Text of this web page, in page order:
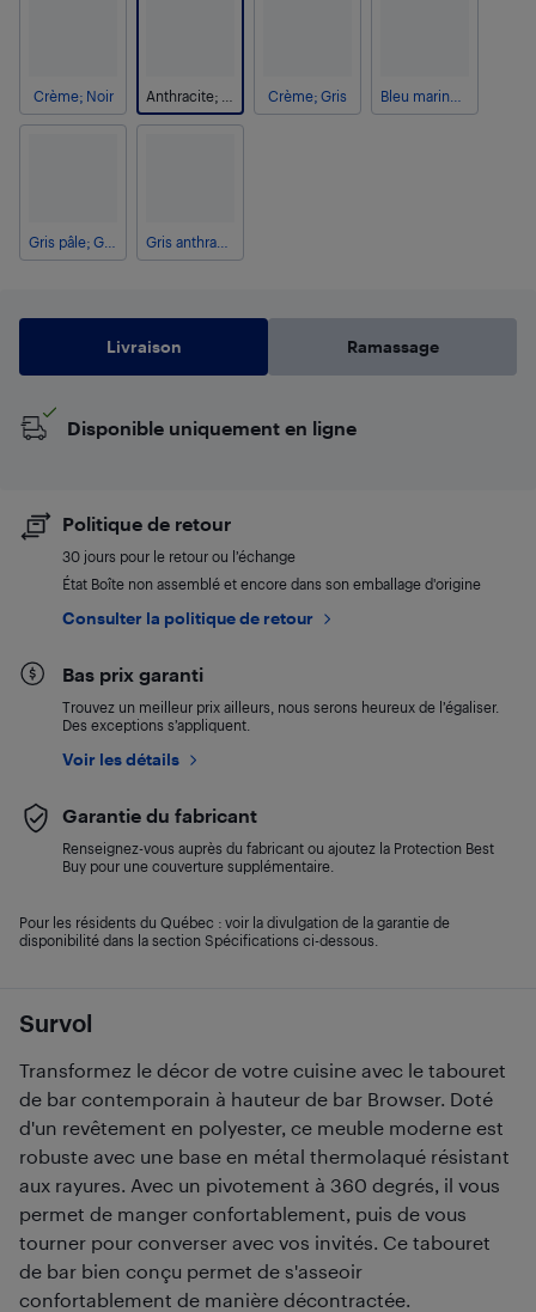
Survol
Transformez le décor de votre cuisine avec le tabouret
de bar contemporain à hauteur de bar Browser. Doté
d'un revêtement en polyester, ce meuble moderne est
robuste avec une base en métal thermolaqué résistant
aux rayures. Avec un pivotement à 360 degrés, il vous
permet de manger confortablement, puis de vous
tourner pour converser avec vos invités. Ce tabouret
de bar bien conçu permet de s'asseoir
confortablement de manière décontractée.
Crème; Noir Crème; Gris
Livraison Ramassage
Disponible uniquement en ligne
Politique de retour
30 jours pour le retour ou l’échange
État Boîte non assemblé et encore dans son emballage d'origine
Consulter la politique de retour
Bas prix garanti
Trouvez un meilleur prix ailleurs, nous serons heureux de l’égaliser.
Des exceptions s’appliquent.
Voir les détails
Garantie du fabricant
Renseignez-vous auprès du fabricant ou ajoutez la Protection Best
Buy pour une couverture supplémentaire.
Pour les résidents du Québec : voir la divulgation de la garantie de
disponibilité dans la section Spécifications ci-dessous.